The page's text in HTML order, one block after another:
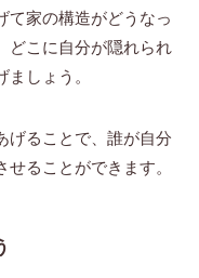
て家の構造がどうなっ
どこに自分が隠れられ
しょう。
げることで、誰が自分
ることができます。